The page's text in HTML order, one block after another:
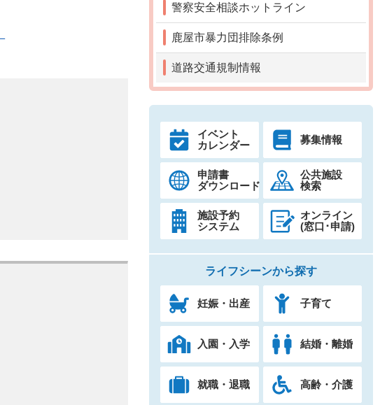
警察安全相談ホットライン
鹿屋市暴力団排除条例
道路交通規制情報
イベント
カレンダー
募集情報
申請書
ダウンロード
公共施設
検索
施設予約
システム
オンライン
(窓口･申請)
ライフシーンから探す
妊娠・出産 子育て
入園・入学 結婚・離婚
就職・退職 高齢・介護